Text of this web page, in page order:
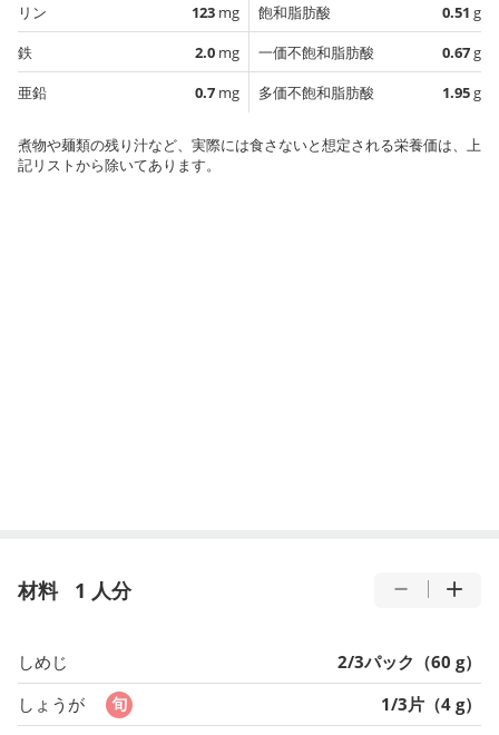
リン
123 mg
鉄
2.0 mg
亜鉛
0.7 mg
飽和脂肪酸
0.51 g
一価不飽和脂肪酸
0.67g
多価不飽和脂肪酸
1.95g
煮物や麺類の残り汁など、実際には食さないと想定される栄養価は、上
記リストから除いてあります。
材料 1 人分
しめじ
2/3パック（60 g）
しょうが
1/3片（4 g）